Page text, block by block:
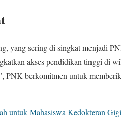
yang sering di singkat menjadi
akses pendidikan tinggi di
PNK berkomitmen untuk
untuk Mahasiswa Kedokteran Gigi